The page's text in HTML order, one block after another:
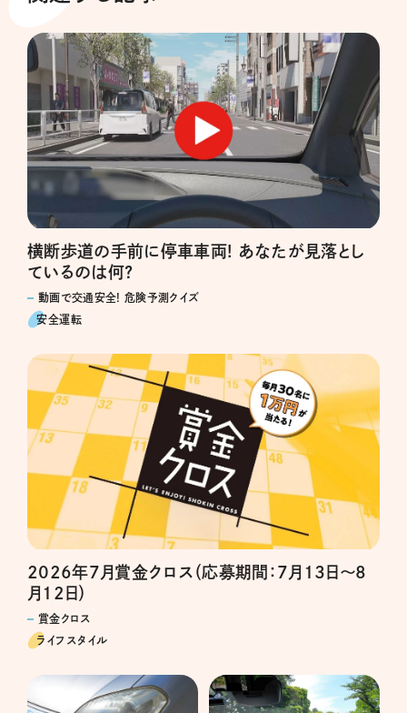
横断歩道の手前に停車車両! あなたが見落とし
ているのは何?
動画で交通安全! 危険予測クイズ
安全運転
2026年7月賞金クロス（応募期間：7月13日～8
月12日）
賞金クロス
ライフスタイル